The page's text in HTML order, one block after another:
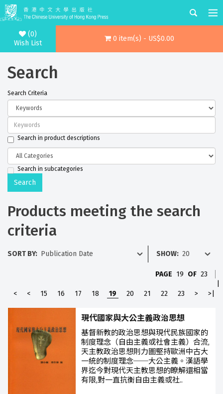
(0)
Wish List
0 item(s) - US$0.00
Search
Search Criteria
Search in product descriptions
Search in subcategories
Products meeting the search
criteria
SORT BY: SHOW:
PAGE 19 OF 23
<
< 15 16 17 18 19 20 21 22 23 > >|
現代國家與大公主義政治思想
基督新教的政治思想與現代民族國家的
制度理念（自由主義或社會主義）合流,
天主教政治思想則力圖堅持歐洲中古大
一統的制度理念──大公主義。漢語學
界迄今對現代天主教思想的瞭解還相當
有限,對一直抗衡自由主義或社..